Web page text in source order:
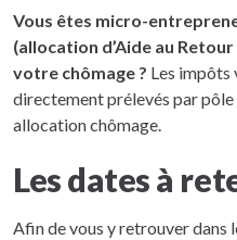
Vous êtes micro-
(allocation d’Aide au
votre chômage ? Les impôts
directement prélevés par
allocation chômage.
Les dates à
Afin de vous y retrouver dans